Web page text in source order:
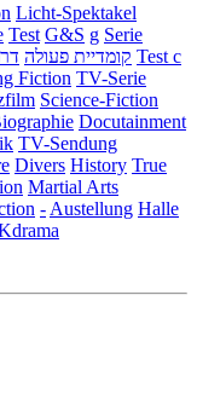
Licht-Spektakel
Test G&S g Serie
קומדיית פעולה Test c
Fiction TV-Serie
Science-Fiction
Docutainment
TV-Sendung
Divers History True
Martial Arts
- Austellung Halle